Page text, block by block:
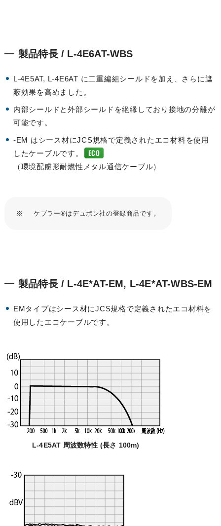
製品特長 / L-4E6AT-WBS
L-4E5AT, L-4E6AT に二重編組シールドを加え、さらに遮
蔽効果を高めました。
内部シールドと外部シールドを絶縁しており接地の分離が
可能です。
-EM はシース材にJCS規格で定義されたエコ材料を使用
したケーブルです。
ECO
（環境配慮形耐燃性メタル通信ケーブル）
※ ケブラー®はデュポン社の登録商品です。
製品特長 / L-4E*AT-EM, L-4E*AT-WBS-EM
EMタイプはシース材にJCS規格で定義されたエコ材料を
使用したエコケーブルです。
L-4E5AT 周波数特性 (長さ 100m)